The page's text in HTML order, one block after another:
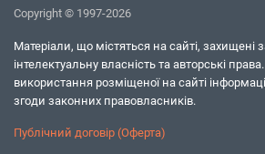
Copyright © 1997-2026
Матеріали, що містяться на сайті, захищені
інтелектуальну власність та авторські
використання розміщеної на сайті
згоди законних правовласників.
Публічний договір (Оферта)